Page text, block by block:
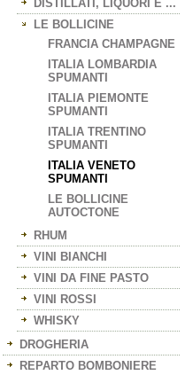
DISTILLATI, LIQUORI E ...
LE BOLLICINE
FRANCIA CHAMPAGNE
ITALIA LOMBARDIA
SPUMANTI
ITALIA PIEMONTE
SPUMANTI
ITALIA TRENTINO
SPUMANTI
ITALIA VENETO
SPUMANTI
LE BOLLICINE
AUTOCTONE
RHUM
VINI BIANCHI
VINI DA FINE PASTO
VINI ROSSI
WHISKY
DROGHERIA
REPARTO BOMBONIERE